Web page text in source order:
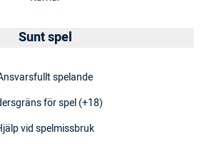
Sunt spel
spelande
för spel (+18)
vid spelmissbruk